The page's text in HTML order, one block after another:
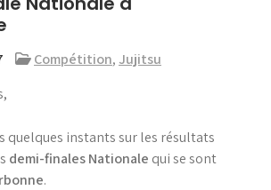
Compétition, Jujitsu
quelques instants sur les résultats
demi-finales Nationale qui se sont
.